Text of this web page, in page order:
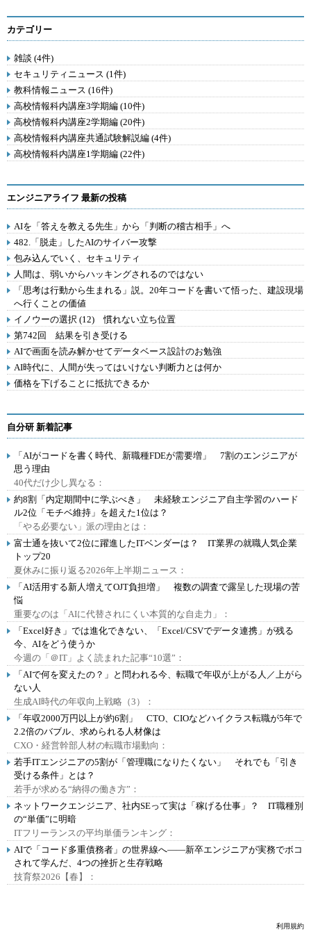
カテゴリー
雑談 (4件)
セキュリティニュース (1件)
教科情報ニュース (16件)
高校情報科内講座3学期編 (10件)
高校情報科内講座2学期編 (20件)
高校情報科内講座共通試験解説編 (4件)
高校情報科内講座1学期編 (22件)
エンジニアライフ 最新の投稿
AIを「答えを教える先生」から「判断の稽古相手」へ
482.「脱走」したAIのサイバー攻撃
包み込んでいく、セキュリティ
人間は、弱いからハッキングされるのではない
「思考は行動から生まれる」説。20年コードを書いて悟った、建設現場
へ行くことの価値
イノウーの選択 (12) 慣れない立ち位置
第742回 結果を引き受ける
AIで画面を読み解かせてデータベース設計のお勉強
AI時代に、人間が失ってはいけない判断力とは何か
価格を下げることに抵抗できるか
自分研 新着記事
「AIがコードを書く時代、新職種FDEが需要増」 7割のエンジニアが
思う理由
40代だけ少し異なる：
約8割「内定期間中に学ぶべき」 未経験エンジニア自主学習のハード
ル2位「モチベ維持」を超えた1位は？
「やる必要ない」派の理由とは：
富士通を抜いて2位に躍進したITベンダーは？ IT業界の就職人気企業
トップ20
夏休みに振り返る2026年上半期ニュース：
「AI活用する新人増えてOJT負担増」 複数の調査で露呈した現場の苦
悩
重要なのは「AIに代替されにくい本質的な自走力」：
「Excel好き」では進化できない、「Excel/CSVでデータ連携」が残る
今、AIをどう使うか
今週の「＠IT」よく読まれた記事“10選”：
「AIで何を変えたの？」と問われる今、転職で年収が上がる人／上がら
ない人
生成AI時代の年収向上戦略（3）：
「年収2000万円以上が約6割」 CTO、CIOなどハイクラス転職が5年で
2.2倍のバブル、求められる人材像は
CXO・経営幹部人材の転職市場動向：
若手ITエンジニアの5割が「管理職になりたくない」 それでも「引き
受ける条件」とは？
若手が求める“納得の働き方”：
ネットワークエンジニア、社内SEって実は「稼げる仕事」？ IT職種別
の“単価”に明暗
ITフリーランスの平均単価ランキング：
AIで「コード多重債務者」の世界線へ――新卒エンジニアが実務でボコ
されて学んだ、4つの挫折と生存戦略
技育祭2026【春】：
利用規約